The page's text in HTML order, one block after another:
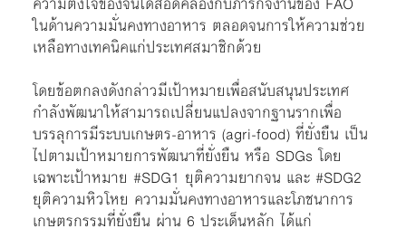
ในด้านความมั่นคงทางอาหาร ตลอดจนการให้ความช่วย
เหลือทางเทคนิคแก่ประเทศสมาชิกด้วย
โดยข้อตกลงดังกล่าวมีเป้าหมายเพื่อสนับสนุนประเทศ
กำลังพัฒนาให้สามารถเปลี่ยนแปลงจากฐานรากเพื่อ
บรรลุการมีระบบเกษตร-อาหาร (agri-food) ที่ยั่งยืน เป็น
ไปตามเป้าหมายการพัฒนาที่ยั่งยืน หรือ SDGs โดย
เฉพาะเป้าหมาย #SDG1 ยุติความยากจน และ #SDG2
ยุติความหิวโหย ความมั่นคงทางอาหารและโภชนาการ
เกษตรกรรมที่ยั่งยืน ผ่าน 6 ประเด็นหลัก ได้แก่